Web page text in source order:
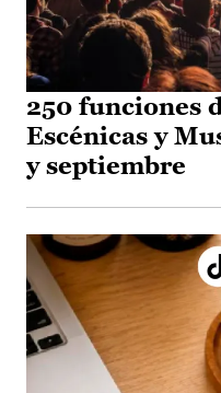
250 funciones
Escénicas y
y septiembre